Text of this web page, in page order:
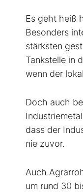
Es geht heiß
Besonders
stärksten
Tankstelle in
wenn der
Doch auch
dass der
nie zuvor.
Auch
um rund 30